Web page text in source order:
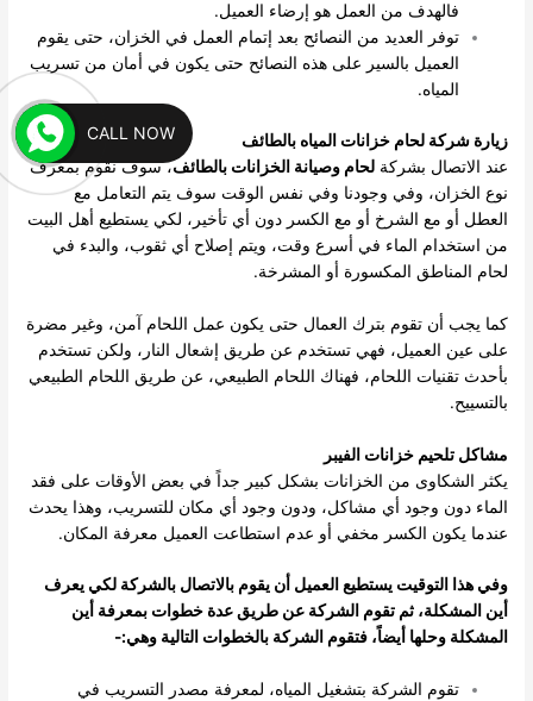
فالهدف من العمل هو إرضاء العميل.
توفر العديد من النصائح بعد إتمام العمل في الخزان، حتى يقوم
العميل بالسير على هذه النصائح حتى يكون في أمان من تسريب
المياه.
زيارة شركة لحام خزانات المياه بالطائف
عند الاتصال بشركةلحام وصيانة الخزانات بالطائف، سوف نقوم بمعرف
نوع الخزان، وفي وجودنا وفي نفس الوقت سوف يتم التعامل مع
العطل أو مع الشرخ أو مع الكسر دون أي تأخير، لكي يستطيع أهل البيت
من استخدام الماء في أسرع وقت، ويتم إصلاح أي ثقوب، والبدء في
لحام المناطق المكسورة أو المشرخة.
كما يجب أن تقوم بترك العمال حتى يكون عمل اللحام آمن، وغير مضرة
على عين العميل، فهي تستخدم عن طريق إشعال النار، ولكن تستخدم
بأحدث تقنيات اللحام، فهناك اللحام الطبيعي، عن طريق اللحام الطبيعي
بالتسييح.
مشاكل تلحيم خزانات الفيبر
يكثر الشكاوى من الخزانات بشكل كبير جداً في بعض الأوقات على فقد
الماء دون وجود أي مشاكل، ودون وجود أي مكان للتسريب، وهذا يحدث
عندما يكون الكسر مخفي أو عدم استطاعت العميل معرفة المكان.
وفي هذا التوقيت يستطيع العميل أن يقوم بالاتصال بالشركة لكي يعرف
أين المشكلة، ثم تقوم الشركة عن طريق عدة خطوات بمعرفة أين
المشكلة وحلها أيضاً، فتقوم الشركة بالخطوات التالية وهي:-
تقوم الشركة بتشغيل المياه، لمعرفة مصدر التسريب في
CALL NOW